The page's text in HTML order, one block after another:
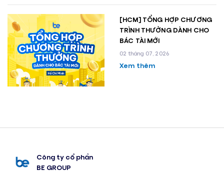
[HCM] TỔNG HỢP CHƯƠNG
TRÌNH THƯỞNG DÀNH CHO
BÁC TÀI MỚI
02 tháng 07, 2026
Xem thêm
Công ty cổ phần
BE GROUP